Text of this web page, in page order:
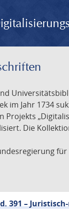
im Jahr 1734
Projekts
Die
391 –